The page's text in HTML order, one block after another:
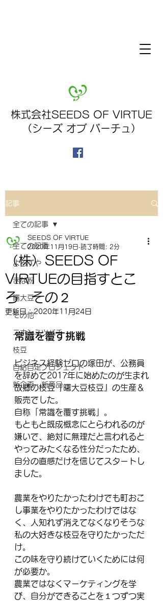
株式会社SEEDS OF VIRTUE
（シーズ オブ バーチュ）
記事
全ての記事
よろずや
きな粉
曙大豆
その他
ニホンミツバチ
枝豆
自給自足プロジェクト
新企画・新商品
全ての記事
（株）SEEDS OF
VIRTUEの目指すとこ
ろ その２
SEEDS OF VIRTUE
2020年11月19日 読了時間: 2分
更新日：2020年11月24日
常識を覆す挑戦
ビジネス経験ゼロの塚田が、公務員
を辞めて2017年に始めたのが生まれ
故郷の枝豆『曙大豆枝豆』の生産＆
販売でした。
自称「常識を覆す挑戦」。
もともと既成概念にとらわれるのが
嫌いで、絶対に無理だと言われると
やってみたくなる性分だったため、
自分の直感だけを信じてスタートし
ました。
農業をやりたかったわけでも町おこ
し事業をやりたかったわけではな
く、人知れず消えてなくなりそうな
私の大好きな枝豆を守りたかっただ
け。
この味を守り続けていくためには何
が必要か。
農業ではなくマーケティングを学
び、自分ができることを１つずつ実